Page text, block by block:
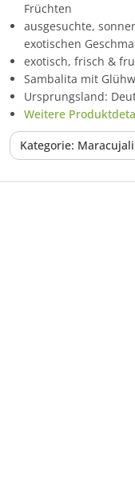
Früchten
ausgesuchte,
exotischen
exotisch, frisch &
Sambalita mit
Ursprungsland:
Weitere
Kategorie: